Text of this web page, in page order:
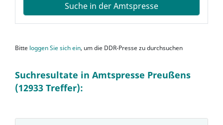
Suche in der Amtspresse
Bitte loggen Sie sich ein, um die DDR-Presse zu durchsuchen
Suchresultate in Amtspresse Preußens
(12933 Treffer):